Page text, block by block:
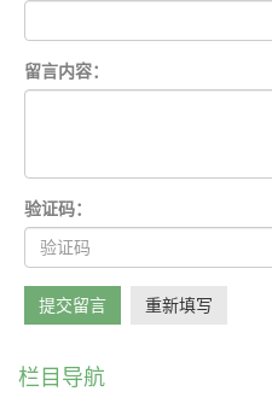
留言内容：
验证码：
提交留言 重新填写
栏目导航